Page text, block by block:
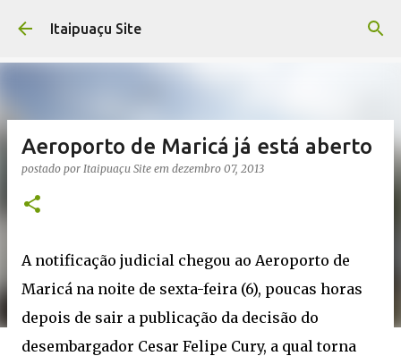
Pular para o conteúdo principal
Itaipuaçu Site
Aeroporto de Maricá já está aberto
postado por Itaipuaçu Site em dezembro 07, 2013
A notificação judicial chegou ao Aeroporto de
Maricá na noite de sexta-feira (6), poucas horas
depois de sair a publicação da decisão do
desembargador Cesar Felipe Cury, a qual torna